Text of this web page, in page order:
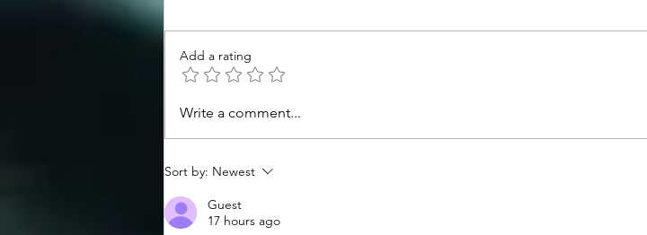
Congratulations to the TSS
Spring 2026 Symposium poster
Investigator Awardee, Dr.
Add a rating
Write a comment...
Sort by: Newest
Guest
17 hours ago